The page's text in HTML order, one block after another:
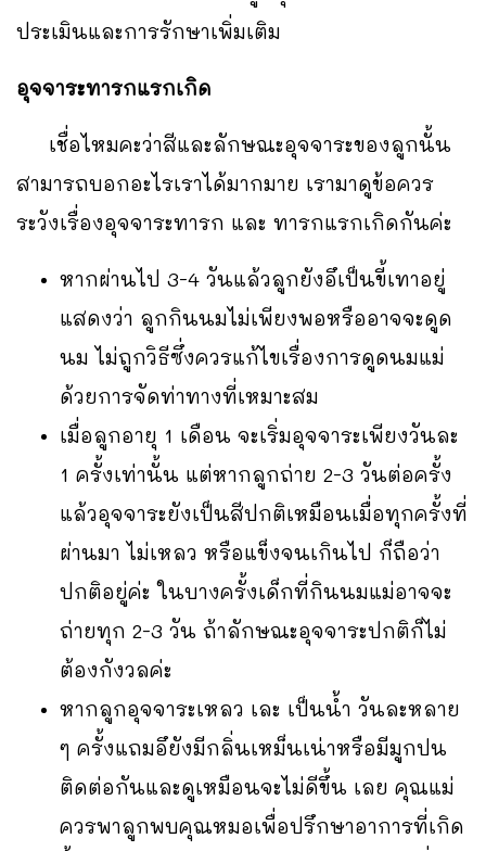
ประเมินและการรักษาเพิ่มเติม
อุจจาระทารกแรกเกิด
เชื่อไหมคะว่าสีและลักษณะอุจจาระของลูกนั้น
สามารถบอกอะไรเราได้มากมาย เรามาดูข้อควร
ระวังเรื่องอุจจาระทารก และ ทารกแรกเกิดกันค่ะ
หากผ่านไป 3-4 วันแล้วลูกยังอึเป็นขี้เทาอยู่
แสดงว่า ลูกกินนมไม่เพียงพอหรืออาจจะดูด
นม ไม่ถูกวิธีซึ่งควรแก้ไขเรื่องการดูดนมแม่
ด้วยการจัดท่าทางที่เหมาะสม
เมื่อลูกอายุ 1 เดือน จะเริ่มอุจจาระเพียงวันละ
1 ครั้งเท่านั้น แต่หากลูกถ่าย 2-3 วันต่อครั้ง
แล้วอุจจาระยังเป็นสีปกติเหมือนเมื่อทุกครั้งที่
ผ่านมา ไม่เหลว หรือแข็งจนเกินไป ก็ถือว่า
ปกติอยู่ค่ะ ในบางครั้งเด็กที่กินนมแม่อาจจะ
ถ่ายทุก 2-3 วัน ถ้าลักษณะอุจจาระปกติก็ไม่
ต้องกังวลค่ะ
หากลูกอุจจาระเหลว เละ เป็นน้ำ วันละหลาย
ๆ ครั้งแถมอึยังมีกลิ่นเหม็นเน่าหรือมีมูกปน
ติดต่อกันและดูเหมือนจะไม่ดีขึ้น เลย คุณแม่
ควรพาลูกพบคุณหมอเพื่อปรึกษาอาการที่เกิด